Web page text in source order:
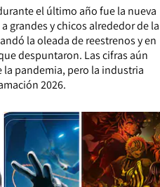
el último año fue la nueva
grandes y chicos alrededor de la
la oleada de reestrenos y en
despuntaron. Las cifras aún
pandemia, pero la industria
2026.